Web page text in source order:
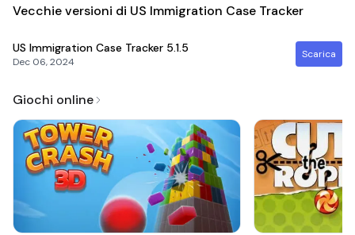
Vecchie versioni di US Immigration Case Tracker
US Immigration Case Tracker 5.1.5
Dec 06, 2024
Scarica
Giochi online